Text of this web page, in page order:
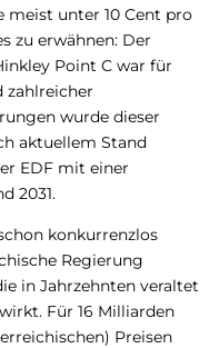
meist unter 10 Cent pro
zu erwähnen: Der
Point C war für
zahlreicher
wurde dieser
aktuellem Stand
EDF mit einer
2031.
konkurrenzlos
Regierung
in Jahrzehnten veraltet
Für 16 Milliarden
Preisen